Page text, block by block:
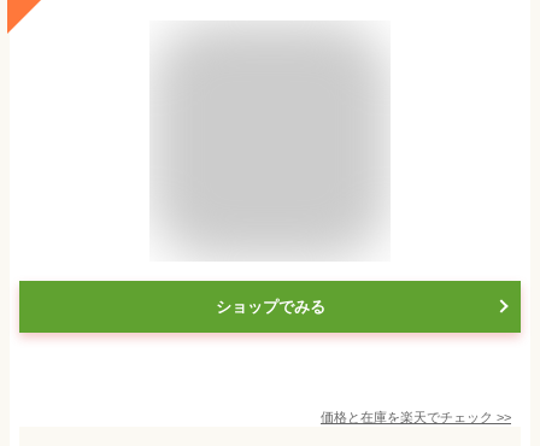
ショップでみる
価格と在庫を楽天でチェック >>